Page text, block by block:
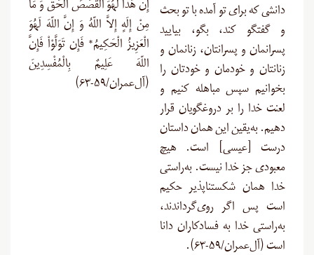
دانشى که برای تو آمده با تو بحث
و گفتگو کند، بگو، بیایید
پسرانمان و پسرانتان، زنانمان و
زنانتان و خودمان و خودتان را
بخوانیم سپس مباهله کنیم و
لعنت‏ خدا را بر دروغگویان قرار
دهیم. به‌یقین این همان داستان
درست [عیسی] است. هیچ
معبودى جز خدا نیست. به‌راستی
خدا همان شکست‏ناپذیر حکیم
است پس اگر روی‌گرداندند،
به‌راستی خدا به فسادکاران دانا
است (آل‌عمران/۵۹-۶۳).
إِنَّ هَذَا لَهُوَ الْقَصَصُ الْحَقُّ وَ مَا
مِنْ إِلَهٍ إِلاَّ اللّهُ وَ إِنَّ اللّهَ لَهُوَ
الْعَزِيزُ الْحَكِيمُ* فَإِن تَوَلَّوْاْ فَإِنَّ
اللّهَ عَلِيمٌ بِالْمُفْسِدِينَ
(آل‌عمران/۵۹-۶۳)